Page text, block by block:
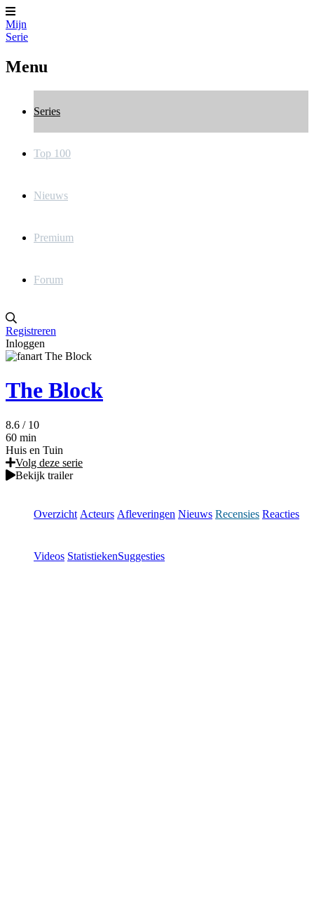
Mijn
Serie
Menu
Series
Top 100
Nieuws
Premium
Forum
Registreren
Inloggen
The Block
8.6 / 10
60 min
Huis en Tuin
Volg deze serie
Bekijk trailer
Overzicht Acteurs Afleveringen Nieuws Recensies Reacties
Videos StatistiekenSuggesties